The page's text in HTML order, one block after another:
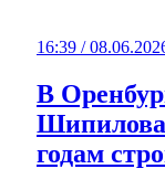
16:39 /
В
Шипилова
годам